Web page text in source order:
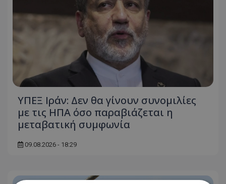
ΥΠΕΞ Ιράν: Δεν θα γίνουν συνομιλίες
με τις ΗΠΑ όσο παραβιάζεται η
μεταβατική συμφωνία
09.08.2026 - 18:29